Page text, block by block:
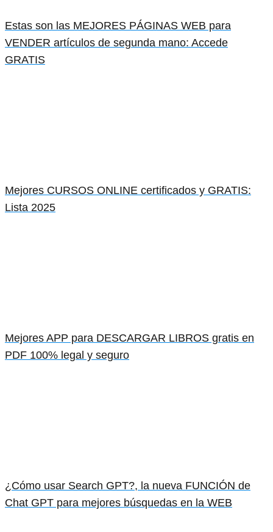
Estas son las MEJORES PÁGINAS WEB para
VENDER artículos de segunda mano: Accede
GRATIS
Mejores CURSOS ONLINE certificados y GRATIS:
Lista 2025
Mejores APP para DESCARGAR LIBROS gratis en
PDF 100% legal y seguro
¿Cómo usar Search GPT?, la nueva FUNCIÓN de
Chat GPT para mejores búsquedas en la WEB